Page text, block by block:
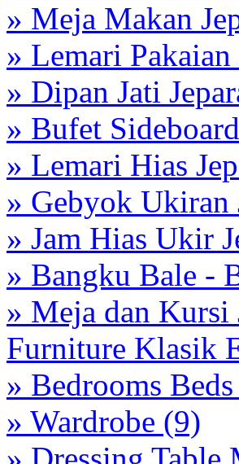
» Meja Makan
» Lemari Pakaian
» Dipan Jati
» Bufet
» Lemari Hias
» Gebyok Ukiran
» Jam Hias Ukir
» Bangku Bale -
» Meja dan Kursi
Furniture Klasik
» Bedrooms
» Wardrobe (9)